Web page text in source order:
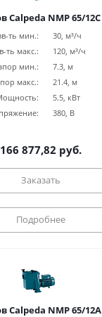
Calpeda NMP 65/12C
ть мин.:
30, м³/ч
ть макс.:
120, м³/ч
мин.:
7.3, м
макс.:
21.4, м
5.5, кВт
380, В
166 877,82 руб.
Заказать
Подробнее
Calpeda NMP 65/12A